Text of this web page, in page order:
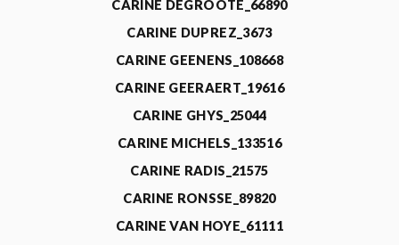
CARINE DEGROOTE_66890
CARINE DUPREZ_3673
CARINE GEENENS_108668
CARINE GEERAERT_19616
CARINE GHYS_25044
CARINE MICHELS_133516
CARINE RADIS_21575
CARINE RONSSE_89820
CARINE VAN HOYE_61111